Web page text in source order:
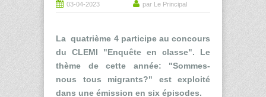
03-04-2023 par Le Principal
La quatrième 4 participe au concours
du CLEMI "Enquête en classe". Le
thème de cette année: "Sommes-
nous tous migrants?" est exploité
dans une émission en six épisodes.